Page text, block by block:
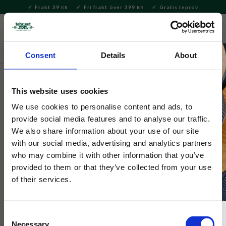
Consent Details About
This website uses cookies
We use cookies to personalise content and ads, to
provide social media features and to analyse our traffic.
We also share information about your use of our site
with our social media, advertising and analytics partners
who may combine it with other information that you’ve
provided to them or that they’ve collected from your use
of their services.
Necessary
Meny
Frakt 39 KR Fri frakt över 399 KR Gratis teprov
Te Tepåsar Tepåsar örtte och rooibos
Pukka
Chamomile Vanilla & Manuka
Honey
Chamomile, Vanilla & Manuka Honey - stillar sinnet